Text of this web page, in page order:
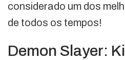
considerado um dos
de todos os tempos!
Demon Slayer: